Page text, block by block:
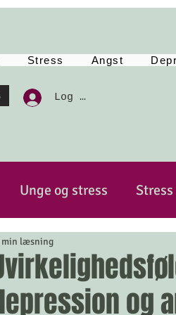
Stress Angst
Log Ind
Unge og stress Stress
Kost
Energi Yoga
og
min læsning